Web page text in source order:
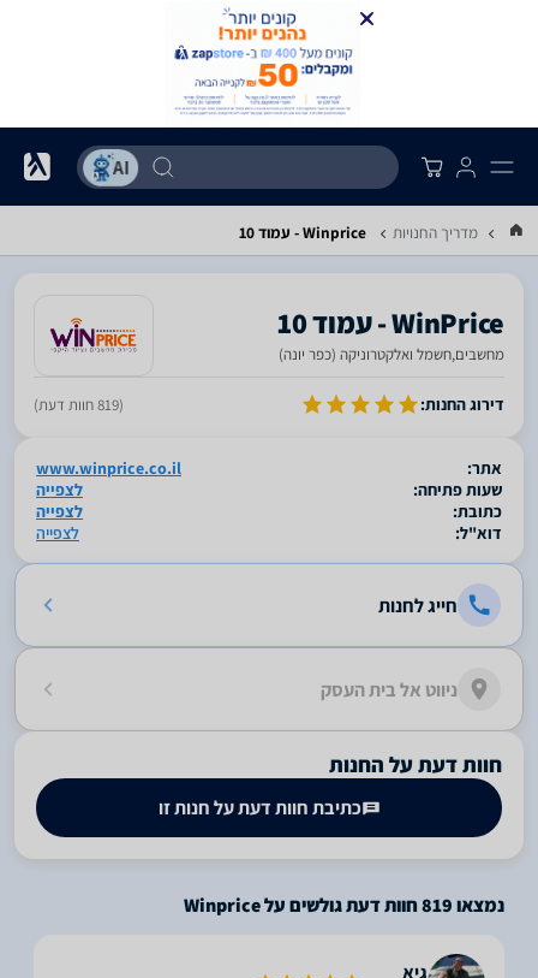
מדריך החנויות Winprice - עמוד 10
WinPrice - עמוד 10
מחשבים,חשמל ואלקטרוניקה (כפר יונה)
דירוג החנות: (819 חוות דעת)
אתר:
www.winprice.co.il
שעות פתיחה:
לצפייה
כתובת:
לצפייה
דוא"ל:
לצפייה
חייג לחנות
ניווט אל בית העסק
חוות דעת על החנות
כתיבת חוות דעת על חנות זו
סגור
נמצאו819חוות דעת גולשים על Winprice
גיא